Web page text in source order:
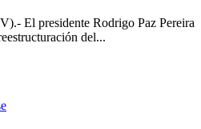
El presidente Rodrigo Paz Pereira
del...